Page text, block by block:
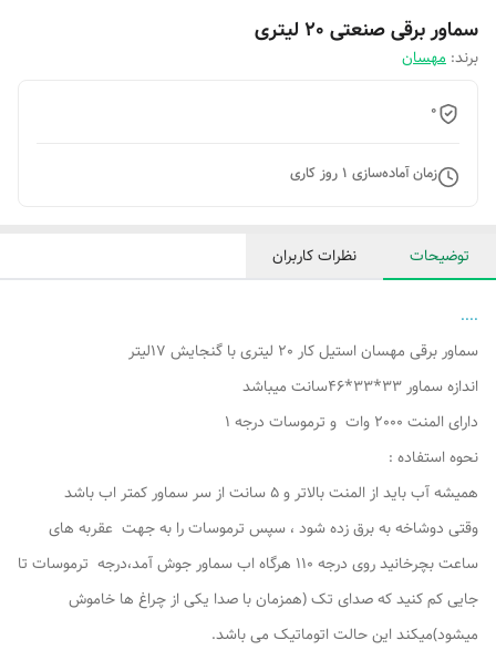
سماور برقی صنعتی 20 لیتری
برند: مهسان
0
زمان آماده‌سازی 1روز کاری
توضیحات نظرات کاربران
....
سماور برقی مهسان استیل کار 20 لیتری با گنجایش 17لیتر
اندازه سماور 33*33*46سانت میباشد
دارای المنت 2000 وات و ترموسات درجه 1
نحوه استفاده :
همیشه آب باید از المنت بالاتر و 5 سانت از سر سماور کمتر اب باشد
وقتی دوشاخه به برق زده شود ، سپس ترموسات را به جهت عقربه های
ساعت بچرخانید روی درجه 110 هرگاه اب سماور جوش آمد،درجه ترموسات تا
جایی کم کنید که صدای تک (همزمان با صدا یکی از چراغ ها خاموش
میشود)میکند این حالت اتوماتیک می باشد.